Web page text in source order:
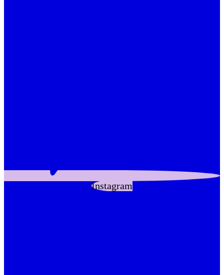
Instagram